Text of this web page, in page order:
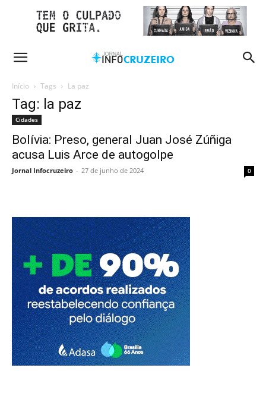
Início Tags La paz
Tag: la paz
Cidades
Bolívia: Preso, general Juan José Zúñiga
acusa Luis Arce de autogolpe
Jornal Infocruzeiro - 27 de junho de 2024 0